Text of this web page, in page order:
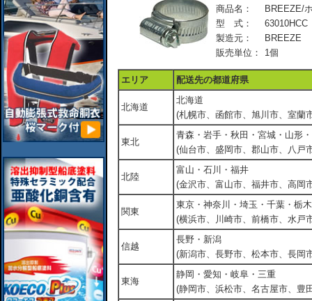
商品名：
BREEZE/
型 式：
63010HCC
製造元：
BREEZE
販売単位：
1個
エリア 配送先の都道府県
北海道
北海道
(札幌市、函館市、旭川市、室蘭
東北
青森・岩手・秋田・宮城・山形
(仙台市、盛岡市、郡山市、八戸
北陸
富山・石川・福井
(金沢市、富山市、福井市、高岡
関東
東京・神奈川・埼玉・千葉・栃
(横浜市、川崎市、前橋市、水戸
信越
長野・新潟
(新潟市、長野市、松本市、長岡
東海
静岡・愛知・岐阜・三重
(静岡市、浜松市、名古屋市、豊